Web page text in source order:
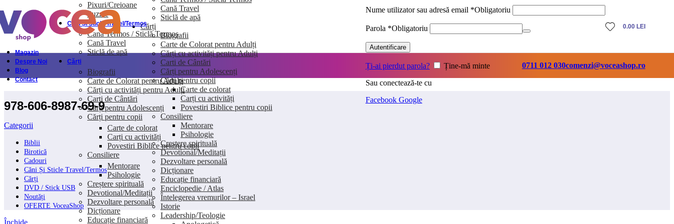
Skip to navigationSkip to main content
Cană Travel
Sticlă de apă
Cărți
Biografii
Carte de Colorat pentru Adulți
Cărți cu activități pentru Adulți
Carti de Cântări
Cărți pentru Adolescenți
Cărți pentru copii
Carte de colorat
Carți cu activități
Povestiri Biblice pentru copii
Consiliere
Mentorare
Psihologie
Creștere spirituală
Devotional/Meditații
Dezvoltare personală
Dicționare
Educație financiară
Enciclopedie / Atlas
Întelegerea vremurilor – Israel
Istorie
Leadership/Teologie
Nume utilizator sau adresă email *Obligatoriu
Parola *Obligatoriu
Autentificare
Ți-ai pierdut parola?
Ține-mă minte
Sau conectează-te cu
Facebook Google
0.00 LEI
Magazin
Despre Noi
Blog
Contact
Pixuri/Creioane
Puzzle
Căni Și Sticle Travel/Termos
Cană Termos / Sticlă Termos
Cană Travel
Sticlă de apă
Cărți
Biografii
Carte de Colorat pentru Adulți
Cărți cu activități pentru Adulți
Carti de Cântări
Cărți pentru Adolescenți
Cărți pentru copii
Carte de colorat
Carți cu activități
Povestiri Biblice pentru copii
Consiliere
Mentorare
Psihologie
Creștere spirituală
Devotional/Meditații
Dezvoltare personală
Dicționare
Educație financiară
0711 012 030comenzi@voceashop.ro
978-606-8987-69-9
Categorii
Biblii
Birotică
Cadouri
Căni Și Sticle Travel/Termos
Cărți
DVD / Stick USB
Noutăți
OFERTE VoceaShop